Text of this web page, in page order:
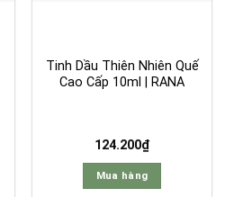
Tinh Dầu Thiên Nhiên Quế
Cao Cấp 10ml | RANA
124.200₫
Mua hàng